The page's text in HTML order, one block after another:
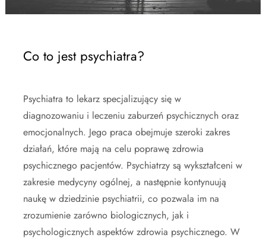
Co to jest psychiatra?
Psychiatra to lekarz specjalizujący się w
diagnozowaniu i leczeniu zaburzeń psychicznych oraz
emocjonalnych. Jego praca obejmuje szeroki zakres
działań, które mają na celu poprawę zdrowia
psychicznego pacjentów. Psychiatrzy są wykształceni w
zakresie medycyny ogólnej, a następnie kontynuują
naukę w dziedzinie psychiatrii, co pozwala im na
zrozumienie zarówno biologicznych, jak i
psychologicznych aspektów zdrowia psychicznego. W